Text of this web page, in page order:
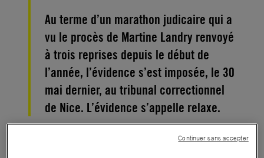
Au terme d’un marathon judicaire qui a
vu le procès de Martine Landry renvoyé
à trois reprises depuis le début de
l’année, l’évidence s’est imposée, le 30
mai dernier, au tribunal correctionnel
de Nice. L’évidence s’appelle relaxe.
La justice, n’a pas pu apporter la preuve que l’amie
Continuer sans accepter